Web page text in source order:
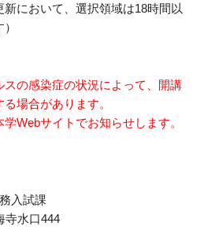
において、選択領域は18時間以
の感染症の状況によって、開講
場合があります。
Webサイトでお知らせします。
入試課
水口444